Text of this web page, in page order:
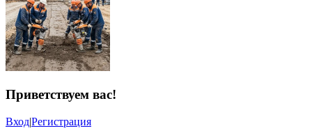
Приветствуем вас!
Вход|Регистрация